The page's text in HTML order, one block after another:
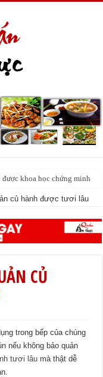
ly như 1
củ hành được tươi lâu
CỦ
trong bếp của chúng
nếu không bảo quản
tươi lâu mà thật dễ